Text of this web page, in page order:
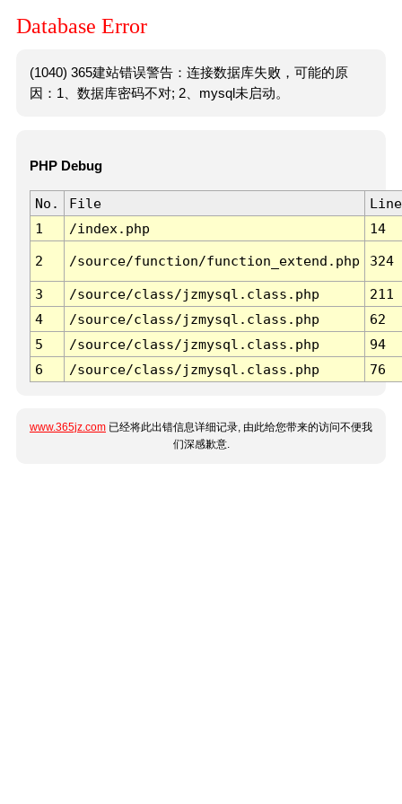
Database Error
(1040) 365建站错误警告：连接数据库失败，可能的原
因：1、数据库密码不对; 2、mysql未启动。
PHP Debug
No. File
Line
1
/index.php 14
2 /source/function/function_extend.php 324
3 /source/class/jzmysql.class.php
211
4
/source/class/jzmysql.class.php
62
5
/source/class/jzmysql.class.php
94
6
/source/class/jzmysql.class.php 76
www.365jz.com 已经将此出错信息详细记录, 由此给您带来的访问不便我
们深感歉意.